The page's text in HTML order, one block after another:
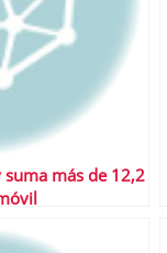
más de 12,2